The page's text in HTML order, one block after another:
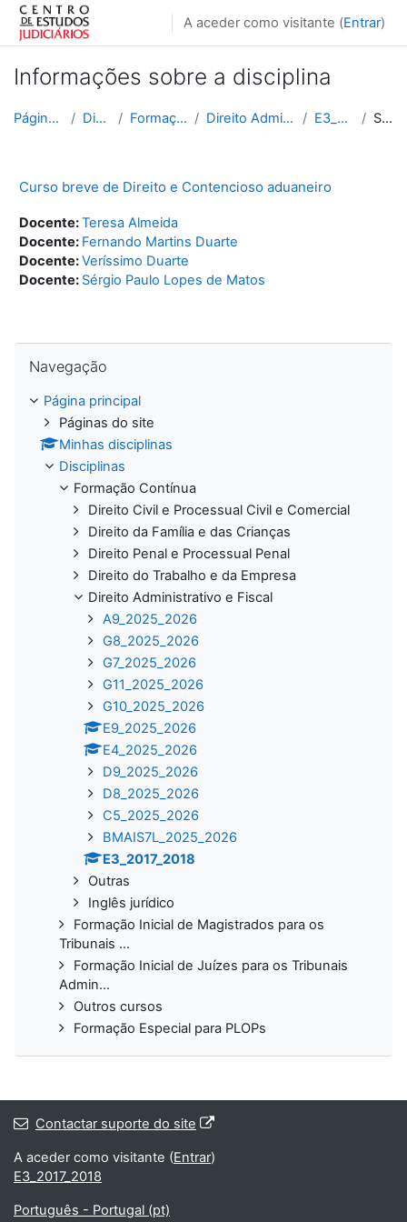
Ir para o conteúdo principal
A aceder como visitante (Entrar)
Informações sobre a disciplina
Página principal Disciplinas Formação Contínua Direito Administrativo e Fiscal E3_2017_2018 Sumário
Curso breve de Direito e Contencioso aduaneiro
Docente:Teresa Almeida
Docente: Fernando Martins Duarte
Docente:Veríssimo Duarte
Docente: Sérgio Paulo Lopes de Matos
Navegação
Página principal
Páginas do site
Minhas disciplinas
Disciplinas
Formação Contínua
Direito Civil e Processual Civil e Comercial
Direito da Família e das Crianças
Direito Penal e Processual Penal
Direito do Trabalho e da Empresa
Direito Administrativo e Fiscal
A9_2025_2026
G8_2025_2026
G7_2025_2026
G11_2025_2026
G10_2025_2026
E9_2025_2026
E4_2025_2026
D9_2025_2026
D8_2025_2026
C5_2025_2026
BMAIS7L_2025_2026
E3_2017_2018
Outras
Inglês jurídico
Formação Inicial de Magistrados para os
Tribunais ...
Formação Inicial de Juízes para os Tribunais
Admin...
Outros cursos
Formação Especial para PLOPs
Contactar suporte do site
A aceder como visitante (Entrar)
E3_2017_2018
Português - Portugal ‎(pt)‎